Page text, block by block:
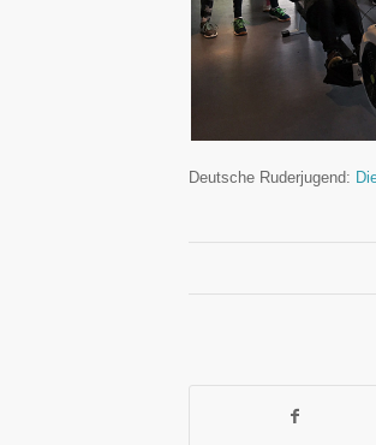
Deutsche Ruderjugend: